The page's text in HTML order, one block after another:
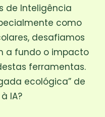
de Inteligência
como
desafiamos
a fundo o impacto
ferramentas.
ecológica” de
IA?